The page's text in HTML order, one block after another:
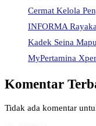
Cermat Kelola
INFORMA
Kadek Seina
MyPertamina
Komentar
Tidak ada komentar